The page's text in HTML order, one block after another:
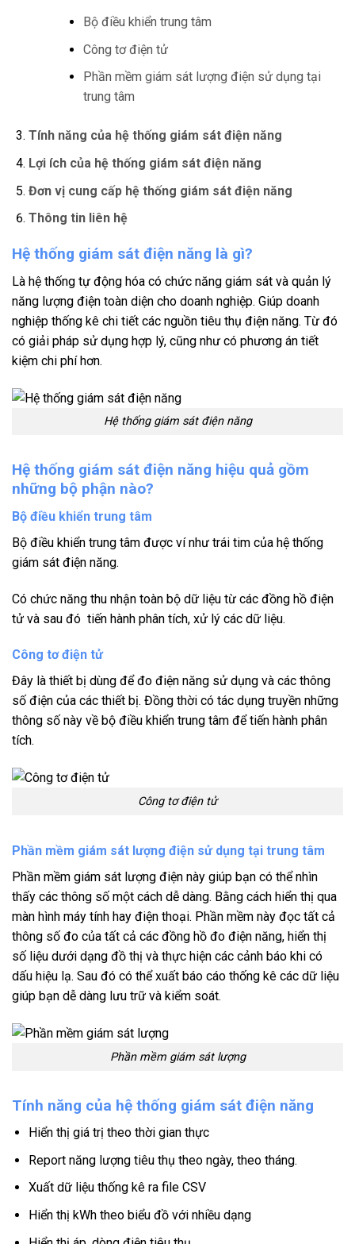
Bộ điều khiển trung tâm
Công tơ điện tử
Phần mềm giám sát lượng điện sử dụng tại
trung tâm
Tính năng của hệ thống giám sát điện năng
Lợi ích của hệ thống giám sát điện năng
Đơn vị cung cấp hệ thống giám sát điện năng
Thông tin liên hệ
Hệ thống giám sát điện năng là gì?
Là hệ thống tự động hóa có chức năng giám sát và quản lý
năng lượng điện toàn diện cho doanh nghiệp. Giúp doanh
nghiệp thống kê chi tiết các nguồn tiêu thụ điện năng. Từ đó
có giải pháp sử dụng hợp lý, cũng như có phương án tiết
kiệm chi phí hơn.
Hệ thống giám sát điện năng
Hệ thống giám sát điện năng hiệu quả gồm
những bộ phận nào?
Bộ điều khiển trung tâm
Bộ điều khiển trung tâm được ví như trái tim của hệ thống
giám sát điện năng.
Có chức năng thu nhận toàn bộ dữ liệu từ các đồng hồ điện
tử và sau đó tiến hành phân tích, xử lý các dữ liệu.
Công tơ điện tử
Đây là thiết bị dùng để đo điện năng sử dụng và các thông
số điện của các thiết bị. Đồng thời có tác dụng truyền những
thông số này về bộ điều khiển trung tâm để tiến hành phân
tích.
Công tơ điện tử
Phần mềm giám sát lượng điện sử dụng tại trung tâm
Phần mềm giám sát lượng điện này giúp bạn có thể nhìn
thấy các thông số một cách dễ dàng. Bằng cách hiển thị qua
màn hình máy tính hay điện thoại. Phần mềm này đọc tất cả
thông số đo của tất cả các đồng hồ đo điện năng, hiển thị
số liệu dưới dạng đồ thị và thực hiện các cảnh báo khi có
dấu hiệu lạ. Sau đó có thể xuất báo cáo thống kê các dữ liệu
giúp bạn dễ dàng lưu trữ và kiểm soát.
Phần mềm giám sát lượng
Tính năng của hệ thống giám sát điện năng
Hiển thị giá trị theo thời gian thực
Report năng lượng tiêu thụ theo ngày, theo tháng.
Xuất dữ liệu thống kê ra file CSV
Hiển thị kWh theo biểu đồ với nhiều dạng